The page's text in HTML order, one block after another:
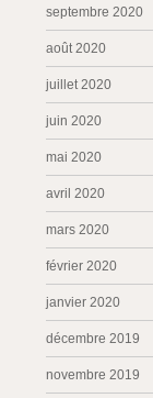
septembre 2020
août 2020
juillet 2020
juin 2020
mai 2020
avril 2020
mars 2020
février 2020
janvier 2020
décembre 2019
novembre 2019